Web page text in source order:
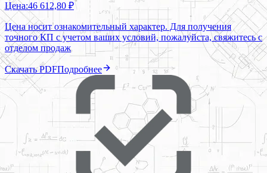
Цена:46 612,80 ₽
Цена носит ознакомительный характер. Для получения
точного КП с учетом ваших условий, пожалуйста, свяжитесь с
отделом продаж
Скачать PDFПодробнее